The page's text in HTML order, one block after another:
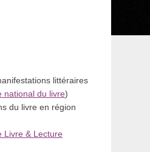
littéraires
national du livre)
du livre en région
Livre & Lecture